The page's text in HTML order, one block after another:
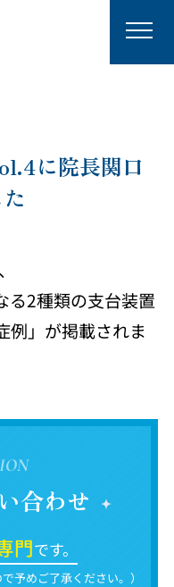
に院長関口
る2種類の支台装置
例」が掲載されま
合わせ
門です。
予めご了承ください。）